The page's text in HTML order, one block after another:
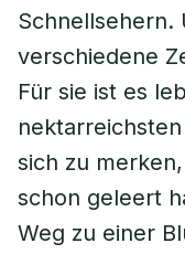
Schnellsehern.
verschiedene
Für sie ist es
sich zu
schon geleert
Weg zu einer